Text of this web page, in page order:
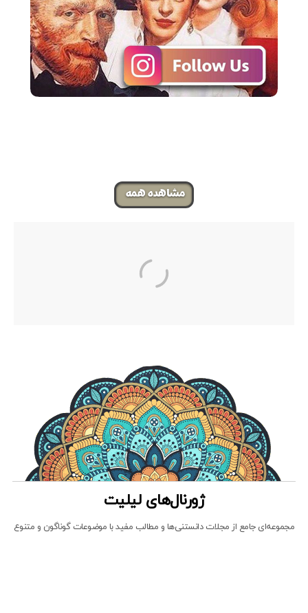
مشاهده همه
ژورنال‌های لیلیت
مجموعه‌ای جامع از مجلات دانستنی‌ها و مطالب مفید با موضوعات گوناگون و متنوع